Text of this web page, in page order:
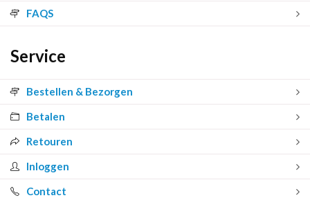
FAQS
Service
Bestellen & Bezorgen
Betalen
Retouren
Inloggen
Contact